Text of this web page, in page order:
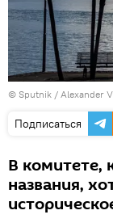
© Sputnik / Alexander
Подписаться
В комитете,
названия,